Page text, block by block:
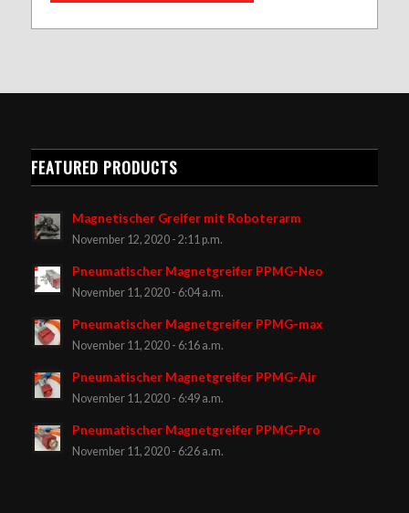
FEATURED PRODUCTS
Magnetischer Greifer mit Roboterarm
November 12, 2020 - 2:11 p.m.
Pneumatischer Magnetgreifer PPMG-Neo
November 11, 2020 - 6:04 a.m.
Pneumatischer Magnetgreifer PPMG-max
November 11, 2020 - 6:16 a.m.
Pneumatischer Magnetgreifer PPMG-Air
November 11, 2020 - 6:49 a.m.
Pneumatischer Magnetgreifer PPMG-Pro
November 11, 2020 - 6:26 a.m.